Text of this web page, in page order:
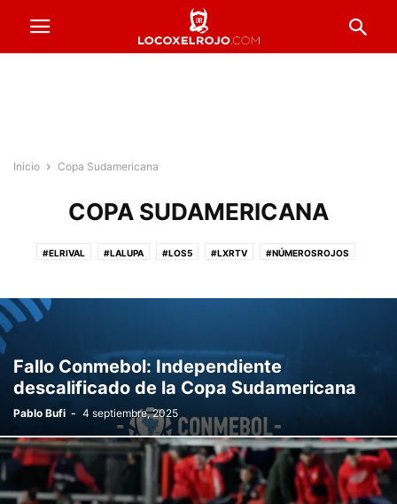
Inicio Copa Sudamericana
COPA SUDAMERICANA
#ELRIVAL #LALUPA #LOS5 #LXRTV #NÚMEROSROJOS
#VENTADEENTRADAS ACTUALIDAD COPA ARGENTINA
Fallo Conmebol: Independiente
descalificado de la Copa Sudamericana
Pablo Bufi - 4 septiembre, 2025